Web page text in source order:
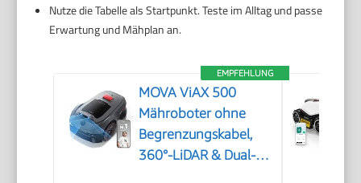
Nutze die Tabelle als Startpunkt. Teste im Alltag und passe
Erwartung und Mähplan an.
EMPFEHLUNG
MOVA ViAX 500
Mähroboter ohne
Begrenzungskabel,
360°-LiDAR & Dual-KI-